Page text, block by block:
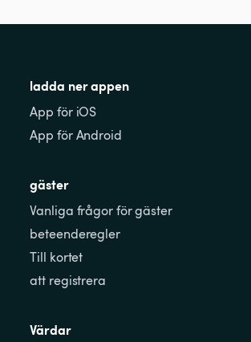
ladda ner appen
App för iOS
App för Android
gäster
Vanliga frågor för gäster
beteenderegler
Till kortet
att registrera
Värdar